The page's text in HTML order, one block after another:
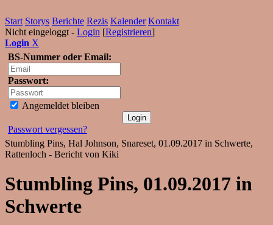
Start Storys Berichte Rezis Kalender Kontakt
Nicht eingeloggt - Login [Registrieren]
Login X
BS-Nummer oder Email:
Passwort:
Angemeldet bleiben
Passwort vergessen?
Stumbling Pins, Hal Johnson, Snareset, 01.09.2017 in Schwerte,
Rattenloch - Bericht von Kiki
Stumbling Pins, 01.09.2017 in
Schwerte